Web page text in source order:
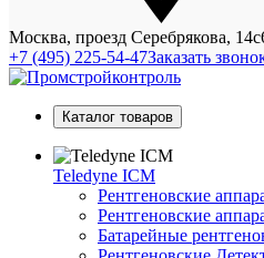
Москва, проезд Серебрякова,
+7 (495) 225-54-47Заказать
Каталог товаров
Teledyne ICM
Рентгеновские
Рентгеновские
Батарейные